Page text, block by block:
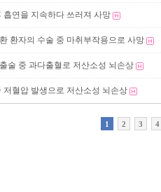
흡연을 지속하다 쓰러져 사망
환자의 수술 중 마취부작용으로 사망
술 중 과다출혈로 저산소성 뇌손상
저혈압 발생으로 저산소성 뇌손상
1 2 3 4